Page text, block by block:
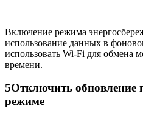
Включение режима
использование данных в
использовать Wi-Fi для обмена
времени.
5Отключить
режиме